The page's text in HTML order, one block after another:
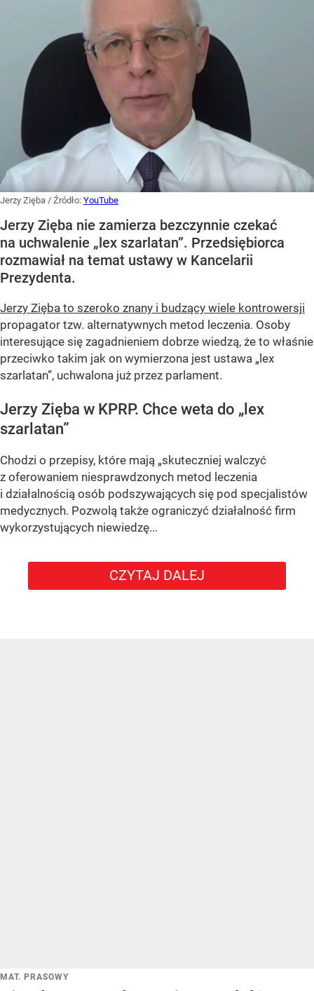
Jerzy Zięba / Źródło: YouTube
Jerzy Zięba nie zamierza bezczynnie czekać
na uchwalenie „lex szarlatan”. Przedsiębiorca
rozmawiał na temat ustawy w Kancelarii
Prezydenta.
Jerzy Zięba to szeroko znany i budzący wiele kontrowersji
propagator tzw. alternatywnych metod leczenia. Osoby
interesujące się zagadnieniem dobrze wiedzą, że to właśnie
przeciwko takim jak on wymierzona jest ustawa „lex
szarlatan”, uchwalona już przez parlament.
Jerzy Zięba w KPRP. Chce weta do „lex
szarlatan”
Chodzi o przepisy, które mają „skuteczniej walczyć
z oferowaniem niesprawdzonych metod leczenia
i działalnością osób podszywających się pod specjalistów
medycznych. Pozwolą także ograniczyć działalność firm
wykorzystujących niewiedzę...
CZYTAJ DALEJ
MAT. PRASOWY